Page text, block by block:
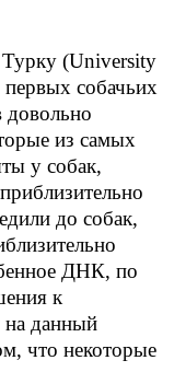
Турку (University
собачьих
довольно
из самых
у собак,
до собак,
ДНК, по
к
на данный
что некоторые